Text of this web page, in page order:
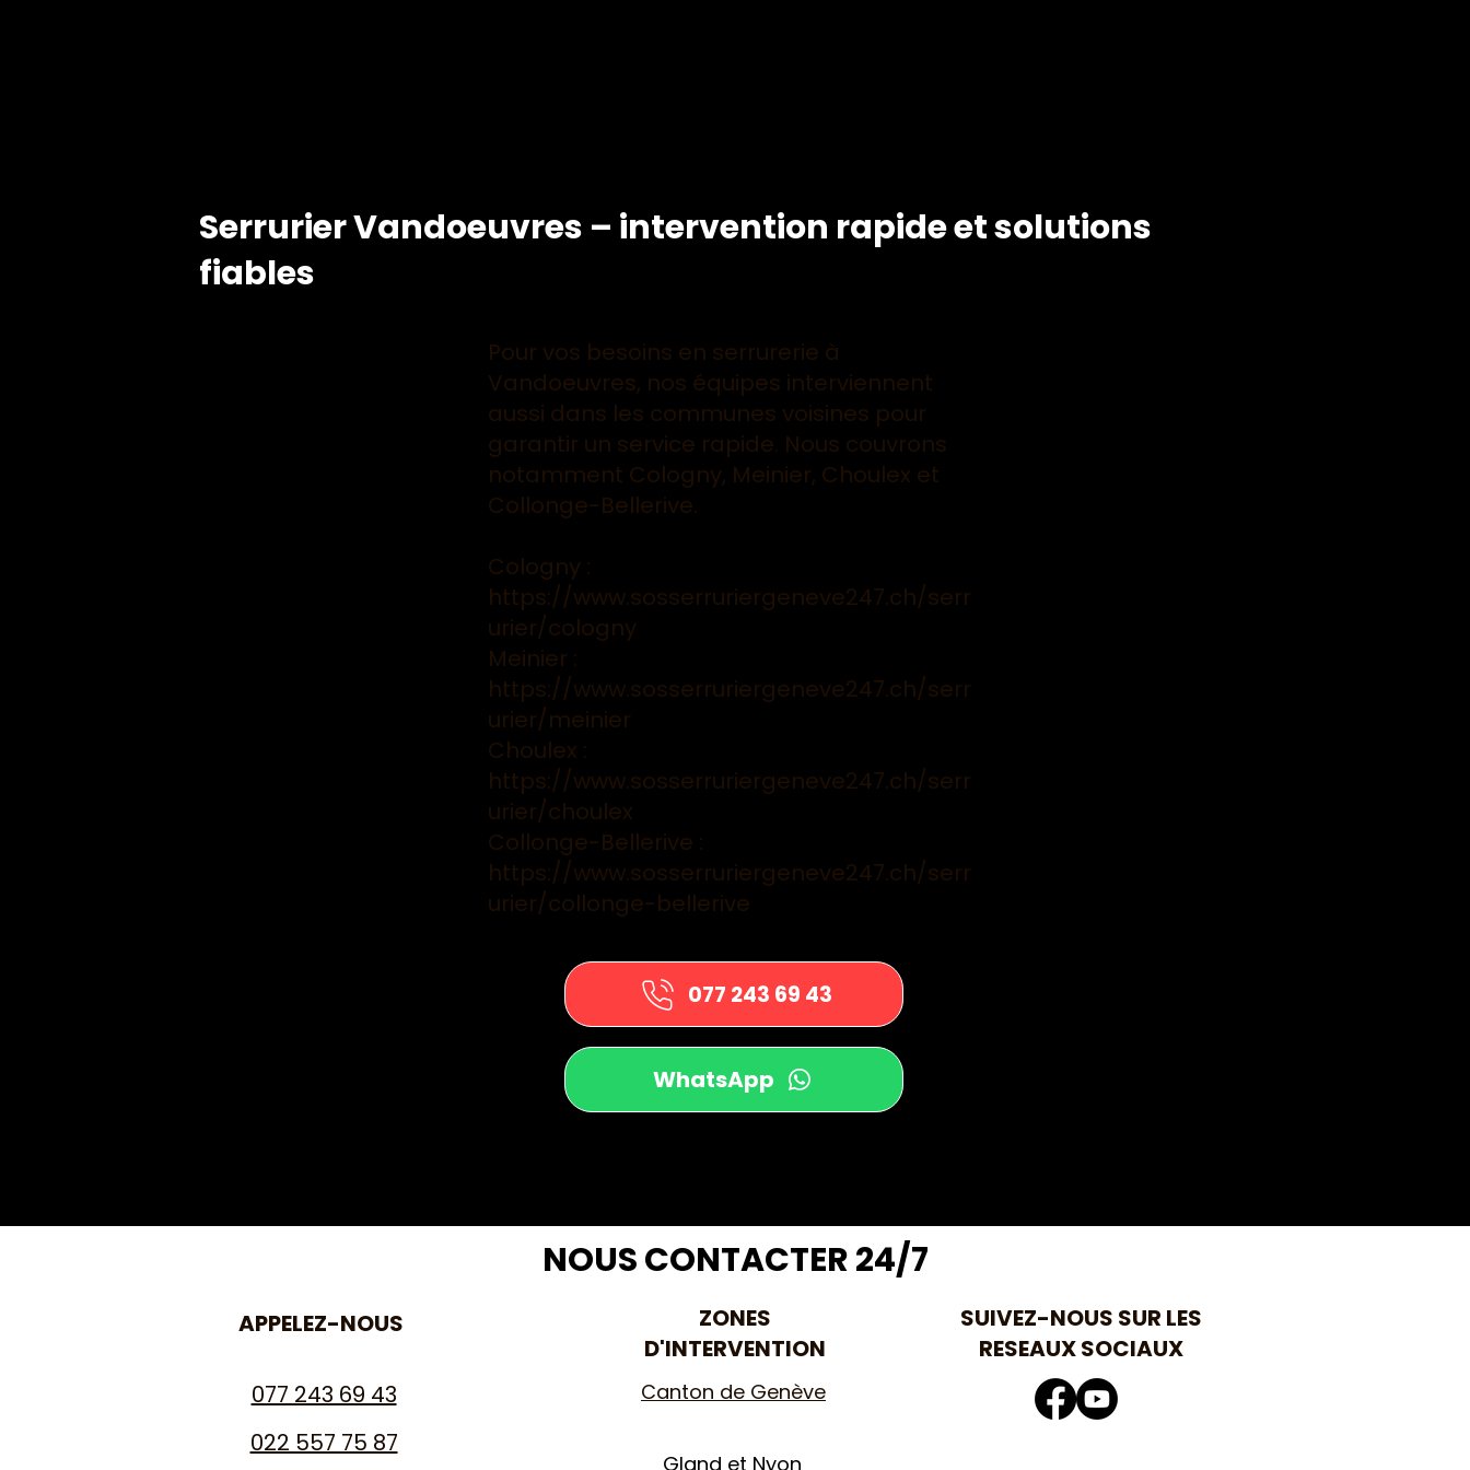
Serrurier Vandoeuvres – intervention rapide et solutions
fiables
Pour vos besoins en serrurerie à
Vandoeuvres, nos équipes interviennent
aussi dans les communes voisines pour
garantir un service rapide. Nous couvrons
notamment Cologny, Meinier, Choulex et
Collonge-Bellerive.
Cologny :
https://www.sosserruriergeneve247.ch/serr
urier/cologny
Meinier :
https://www.sosserruriergeneve247.ch/serr
urier/meinier
Choulex :
https://www.sosserruriergeneve247.ch/serr
urier/choulex
Collonge-Bellerive :
https://www.sosserruriergeneve247.ch/serr
urier/collonge-bellerive
077 243 69 43
WhatsApp
NOUS CONTACTER 24/7
APPELEZ-NOUS
077 243 69 43
022 557 75 87
ZONES
D'INTERVENTION
Canton de Genève
Gland et Nyon
SUIVEZ-NOUS SUR LES
RESEAUX SOCIAUX